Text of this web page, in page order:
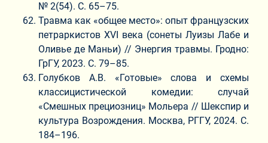
№ 2(54). С. 65–75.
Травма как «общее место»: опыт французских
петраркистов XVI века (сонеты Луизы Лабе и
Оливье де Маньи) // Энергия травмы. Гродно:
ГрГУ, 2023. C. 79–85.
Голубков А.В. «Готовые» слова и схемы
классицистической комедии: случай
«Смешных прециозниц» Мольера // Шекспир и
культура Возрождения. Москва, РГГУ, 2024. С.
184–196.